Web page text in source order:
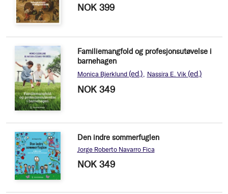
NOK 399
Familiemangfold og profesjonsutøvelse i
barnehagen
Monica Bjerklund (ed.) Nassira E. Vik (ed.)
NOK 349
Den indre sommerfuglen
Jorge Roberto Navarro Fica
NOK 349